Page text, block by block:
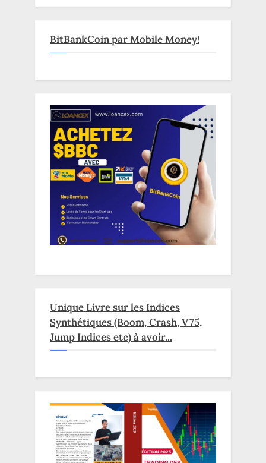
BitBankCoin par Mobile Money!
Unique Livre sur les Indices
Synthétiques (Boom, Crash, V75,
Jump Indices etc) à avoir...